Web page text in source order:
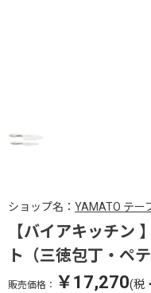
ショップ名： YAMATO テー
【バイアキッチン
ト（三徳包丁・ペ
販売価格： ￥17,270(税